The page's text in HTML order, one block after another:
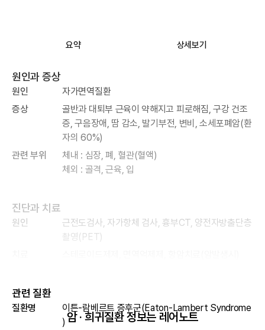
요약 상세보기
원인과 증상
원인
자가면역질환
증상
골반과 대퇴부 근육이 약해지고 피로해짐, 구강 건조
증, 구음장애, 땀 감소, 발기부전, 변비, 소세포폐암(환
자의 60%)
관련 부위
체내 : 심장, 폐, 혈관(혈액)
체외 : 골격, 근육, 입
진단과 치료
원인
근전도검사, 자가항체 검사, 흉부CT, 양전자방출단층
촬영(PET)
관련 질환
질환명
이튼-람베르트 증후군(Eaton-Lambert Syndrome
) 암 · 희귀질환 정보는 레어노트